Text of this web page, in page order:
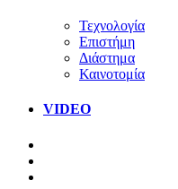
Τεχνολογία
Επιστήμη
Διάστημα
Καινοτομία
VIDEO